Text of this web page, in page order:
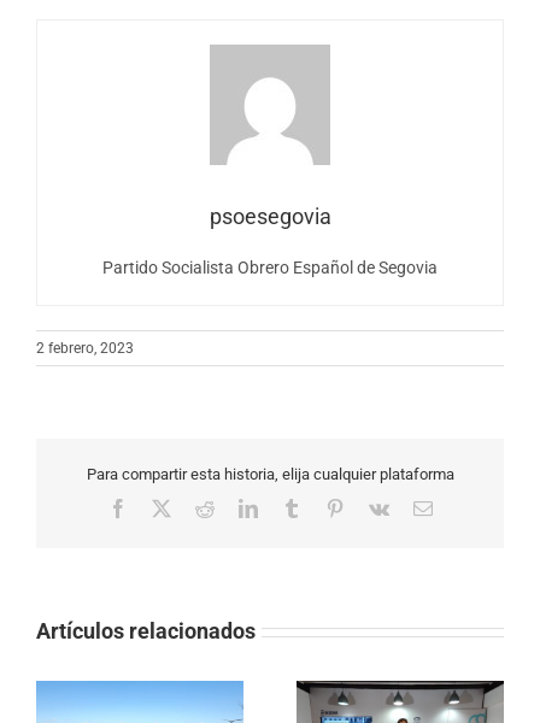
psoesegovia
Partido Socialista Obrero Español de Segovia
2 febrero, 2023
Para compartir esta historia, elija cualquier plataforma
Facebook RedditLinkedInTumblr Pinterest
Vk
Correo
Artículos relacionados
EL PSOE EXIGE